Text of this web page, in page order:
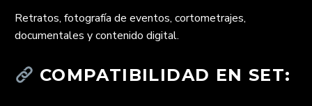
Retratos, fotografía de eventos, cortometrajes,
documentales y contenido digital.
COMPATIBILIDAD EN SET: